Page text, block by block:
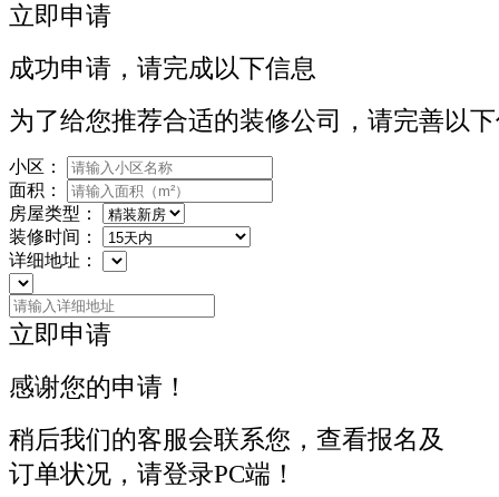
立即申请
成功申请，请完成以下信息
为了给您推荐合适的装修公司，请完善以
小区：
面积：
房屋类型：
装修时间：
详细地址：
立即申请
感谢您的申请！
稍后我们的客服会联系您，查看报名及
订单状况，请登录PC端！